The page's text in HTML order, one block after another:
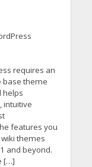
requires an
base theme
helps
intuitive
features you
themes
and beyond.
[…]